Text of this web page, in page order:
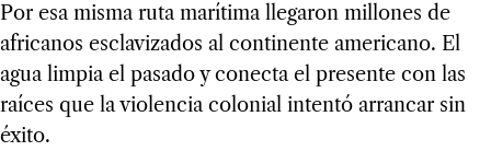
Por esa misma ruta marítima llegaron millones de
africanos esclavizados al continente americano. El
agua limpia el pasado y conecta el presente con las
raíces que la violencia colonial intentó arrancar sin
éxito.